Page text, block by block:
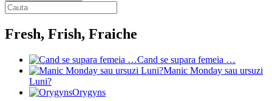
Fresh, Frish, Fraiche
Cand se supara femeia …
Manic Monday sau ursuzi
Luni?
Orygyns